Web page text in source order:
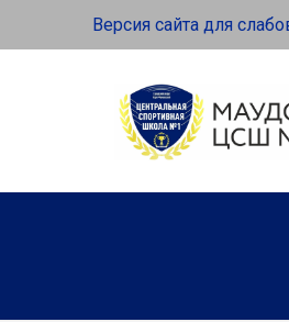
Версия сайта для